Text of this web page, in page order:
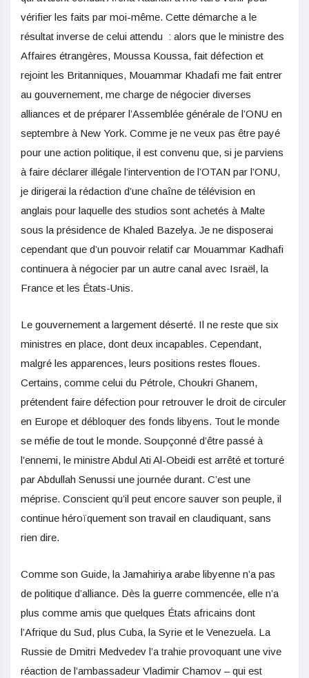
vérifier les faits par moi-même. Cette démarche a le
résultat inverse de celui attendu : alors que le ministre des
Affaires étrangères, Moussa Koussa, fait défection et
rejoint les Britanniques, Mouammar Khadafi me fait entrer
au gouvernement, me charge de négocier diverses
alliances et de préparer l’Assemblée générale de l’ONU en
septembre à New York. Comme je ne veux pas être payé
pour une action politique, il est convenu que, si je parviens
à faire déclarer illégale l’intervention de l’OTAN par l’ONU,
je dirigerai la rédaction d’une chaîne de télévision en
anglais pour laquelle des studios sont achetés à Malte
sous la présidence de Khaled Bazelya. Je ne disposerai
cependant que d’un pouvoir relatif car Mouammar Kadhafi
continuera à négocier par un autre canal avec Israël, la
France et les États-Unis.
Le gouvernement a largement déserté. Il ne reste que six
ministres en place, dont deux incapables. Cependant,
malgré les apparences, leurs positions restes floues.
Certains, comme celui du Pétrole, Choukri Ghanem,
prétendent faire défection pour retrouver le droit de circuler
en Europe et débloquer des fonds libyens. Tout le monde
se méfie de tout le monde. Soupçonné d’être passé à
l’ennemi, le ministre Abdul Ati Al-Obeidi est arrêté et torturé
par Abdullah Senussi une journée durant. C’est une
méprise. Conscient qu’il peut encore sauver son peuple, il
continue héroïquement son travail en claudiquant, sans
rien dire.
Comme son Guide, la Jamahiriya arabe libyenne n’a pas
de politique d’alliance. Dès la guerre commencée, elle n’a
plus comme amis que quelques États africains dont
l’Afrique du Sud, plus Cuba, la Syrie et le Venezuela. La
Russie de Dmitri Medvedev l’a trahie provoquant une vive
réaction de l’ambassadeur Vladimir Chamov – qui est